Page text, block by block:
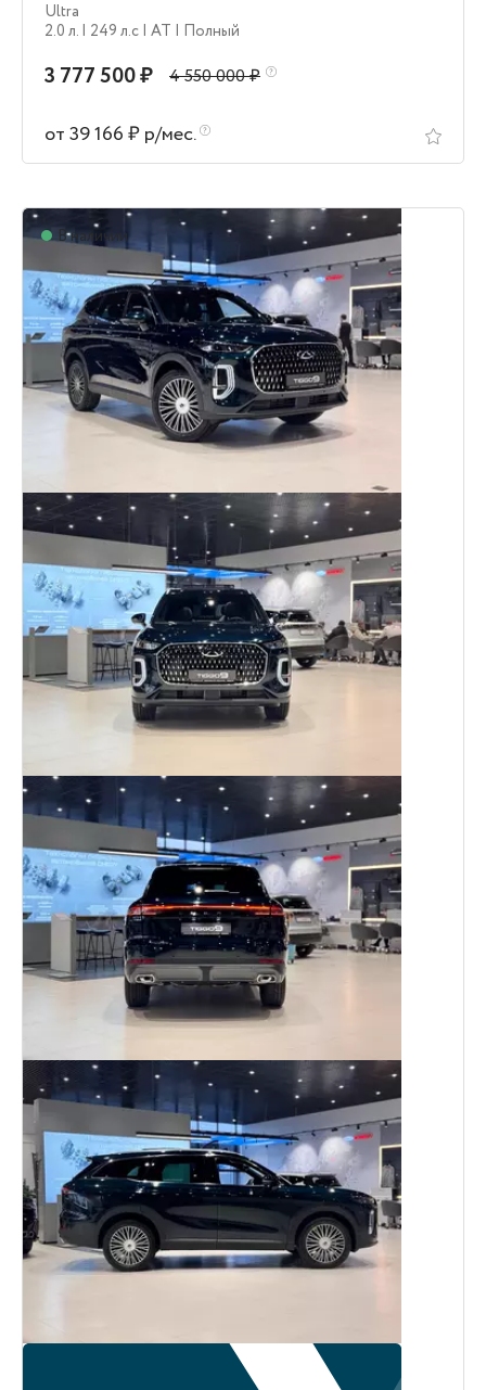
Ultra
2.0 л. | 249 л.c | AT | Полный
3 777 500 ₽ 4 550 000 ₽
от 39 166 ₽ р/мес.
В наличии